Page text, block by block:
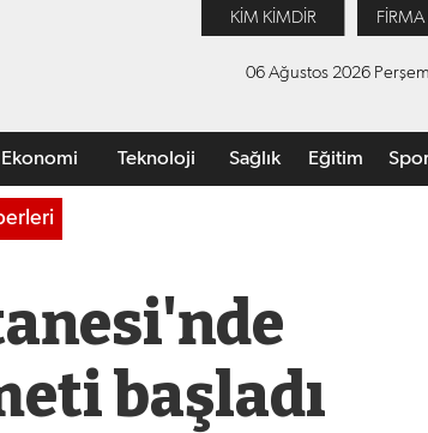
KİM KİMDİR FİRMA
06 Ağustos 2026
Ekonomi Teknoloji Sağlık Eğitim
başladı